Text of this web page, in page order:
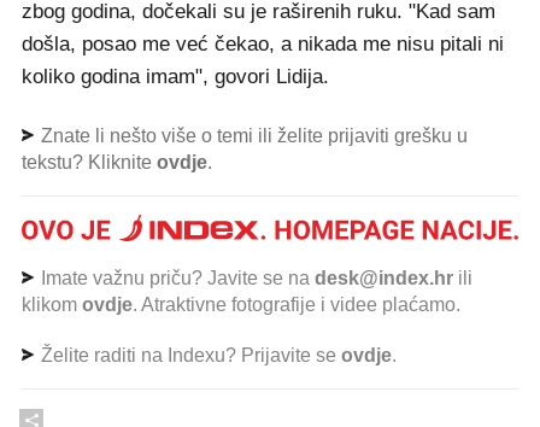
zbog godina, dočekali su je raširenih ruku. "Kad sam
došla, posao me već čekao, a nikada me nisu pitali ni
koliko godina imam", govori Lidija.
Znate li nešto više o temi ili želite prijaviti grešku u
tekstu? Kliknite ovdje.
Imate važnu priču? Javite se na desk@index.hr ili
klikom ovdje. Atraktivne fotografije i videe plaćamo.
Želite raditi na Indexu? Prijavite se ovdje.